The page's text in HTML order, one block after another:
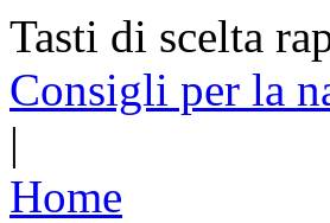
Tasti di scelta
Consigli per la
|
Home